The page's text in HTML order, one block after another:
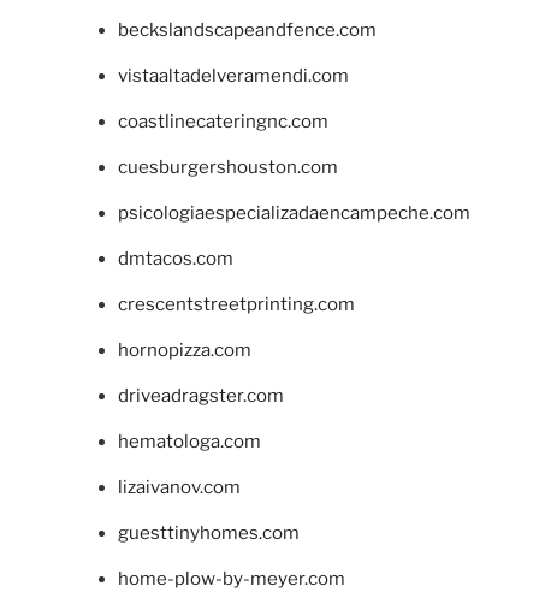
beckslandscapeandfence.com
vistaaltadelveramendi.com
coastlinecateringnc.com
cuesburgershouston.com
psicologiaespecializadaencampeche.com
dmtacos.com
crescentstreetprinting.com
hornopizza.com
driveadragster.com
hematologa.com
lizaivanov.com
guesttinyhomes.com
home-plow-by-meyer.com